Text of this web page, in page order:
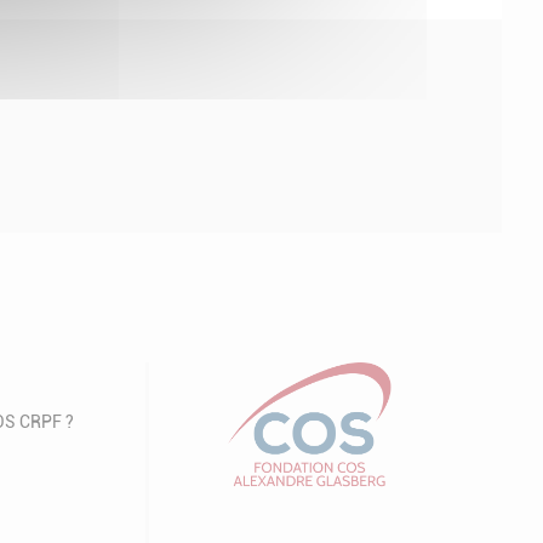
CRPF ?